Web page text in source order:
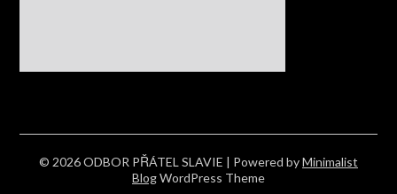
© 2026 ODBOR PŘÁTEL SLAVIE | Powered byMinimalist
BlogWordPress Theme